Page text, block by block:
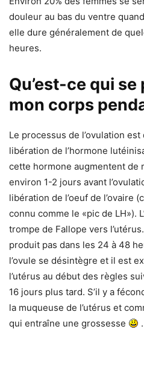
douleur au bas du ventre
elle dure généralement de
heures.
Qu’est-ce qui
mon corps
Le processus de l’ovulation
libération de l’hormone
cette hormone augmentent de
environ 1-2 jours avant
libération de l’oeuf de l’ovaire
connu comme le «pic de LH»).
trompe de Fallope vers
produit pas dans les 24 à 48
l’ovule se désintègre et il est
l’utérus au début des règles
16 jours plus tard. S’il y a
la muqueuse de l’utérus et
qui entraîne une grossesse
.